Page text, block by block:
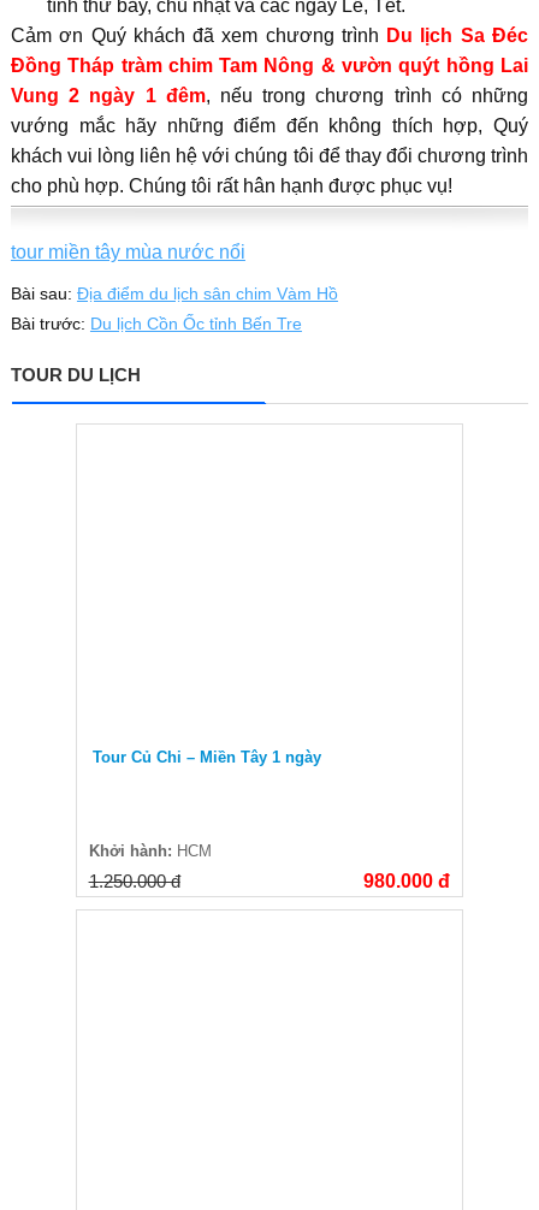
tính thứ bảy, chủ nhật và các ngày Lễ, Tết.
Cảm ơn Quý khách đã xem chương trình Du lịch Sa Đéc
Đồng Tháp tràm chim Tam Nông & vườn quýt hồng Lai
Vung 2 ngày 1 đêm, nếu trong chương trình có những
vướng mắc hãy những điểm đến không thích hợp, Quý
khách vui lòng liên hệ với chúng tôi để thay đổi chương trình
cho phù hợp. Chúng tôi rất hân hạnh được phục vụ!
tour miền tây mùa nước nổi
Bài sau: Địa điểm du lịch sân chim Vàm Hồ
Bài trước: Du lịch Cồn Ốc tỉnh Bến Tre
TOUR DU LỊCH
Tour Củ Chi – Miền Tây 1 ngày
Khởi hành: HCM
1.250.000 đ 980.000 đ